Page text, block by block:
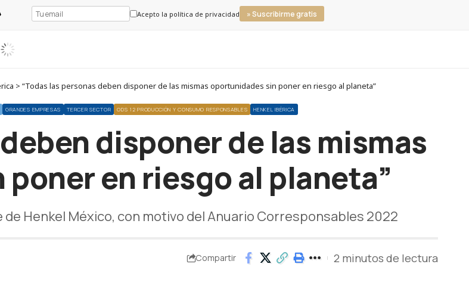
Acepto la política de privacidad » Suscribirme gratis
> “Todas las personas deben disponer de las mismas oportunidades sin poner en riesgo al planeta”
GRANDES EMPRESAS TERCER SECTOR ODS 12 PRODUCCIÓN Y CONSUMO RESPONSABLES HENKEL IBÉRICA
disponer de las mismas
en riesgo al planeta”
Henkel México, con motivo del Anuario Corresponsables 2022
Compartir 2 minutos de lectura